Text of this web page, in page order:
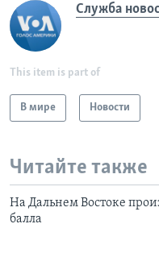
Служба
This item is part of
В мире Новости
Читайте также
На Дальнем Востоке
балла